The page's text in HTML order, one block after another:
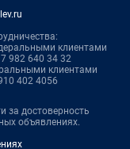
клиентами
982 640 34 32
клиентами
402 4056
за достоверность
объявлениях.